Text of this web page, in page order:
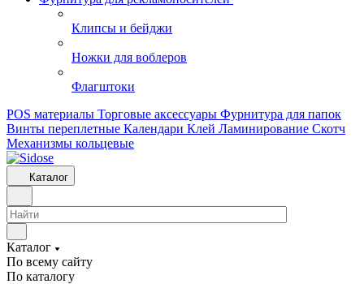
Клипсы и бeйджи
Ножки для воблеров
Флагштоки
POS материалы Торговые аксессуары Фурнитура для папок
Винты переплетные Календари Клей Ламинирование Скотч
Механизмы кольцевые
Каталог
Каталог
По всему сайту
По каталогу